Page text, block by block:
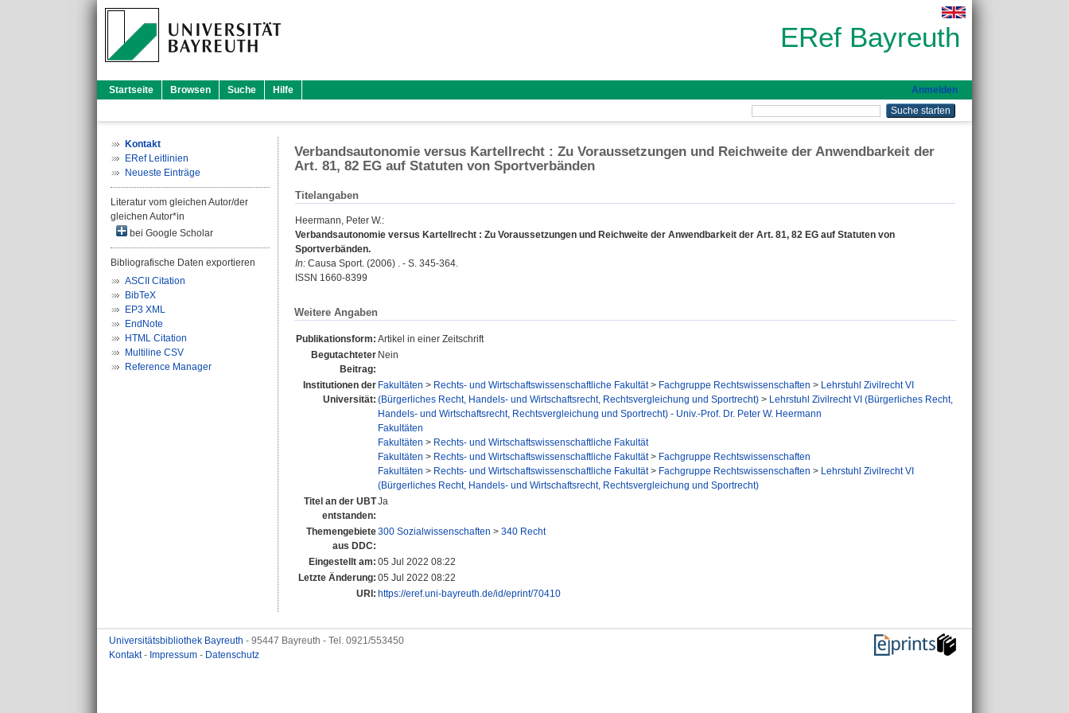
ERef Bayreuth
Startseite Browsen Suche Hilfe Anmelden
Kontakt
ERef Leitlinien
Neueste Einträge
Literatur vom gleichen Autor/der
gleichen Autor*in
bei Google Scholar
Bibliografische Daten exportieren
ASCII Citation
BibTeX
EP3 XML
EndNote
HTML Citation
Multiline CSV
Reference Manager
Verbandsautonomie versus Kartellrecht : Zu Voraussetzungen und Reichweite der Anwendbarkeit der
Art. 81, 82 EG auf Statuten von Sportverbänden
Titelangaben
Heermann, Peter W.:
Verbandsautonomie versus Kartellrecht : Zu Voraussetzungen und Reichweite der Anwendbarkeit der Art. 81, 82 EG auf Statuten von
Sportverbänden.
In: Causa Sport. (2006) . - S. 345-364.
ISSN 1660-8399
Weitere Angaben
Publikationsform: Artikel in einer Zeitschrift
Begutachteter
Beitrag:
Nein
Institutionen der
Universität:
Fakultäten > Rechts- und Wirtschaftswissenschaftliche Fakultät> Fachgruppe Rechtswissenschaften > Lehrstuhl Zivilrecht VI
(Bürgerliches Recht, Handels- und Wirtschaftsrecht, Rechtsvergleichung und Sportrecht) > Lehrstuhl Zivilrecht VI (Bürgerliches Recht,
Handels- und Wirtschaftsrecht, Rechtsvergleichung und Sportrecht) - Univ.-Prof. Dr. Peter W. Heermann
Fakultäten
Fakultäten > Rechts- und Wirtschaftswissenschaftliche Fakultät
Fakultäten > Rechts- und Wirtschaftswissenschaftliche Fakultät> Fachgruppe Rechtswissenschaften
Fakultäten > Rechts- und Wirtschaftswissenschaftliche Fakultät> Fachgruppe Rechtswissenschaften > Lehrstuhl Zivilrecht VI
(Bürgerliches Recht, Handels- und Wirtschaftsrecht, Rechtsvergleichung und Sportrecht)
Titel an der UBT
entstanden:
Ja
Themengebiete
aus DDC:
300 Sozialwissenschaften > 340 Recht
Eingestellt am: 05 Jul 2022 08:22
Letzte Änderung: 05 Jul 2022 08:22
URI: https://eref.uni-bayreuth.de/id/eprint/70410
Universitätsbibliothek Bayreuth - 95447 Bayreuth - Tel. 0921/553450
Kontakt- Impressum - Datenschutz